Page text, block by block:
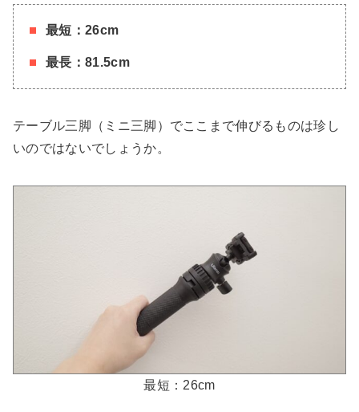
最短：26cm
最長：81.5cm
テーブル三脚（ミニ三脚）でここまで伸びるものは珍し
いのではないでしょうか。
最短：26cm